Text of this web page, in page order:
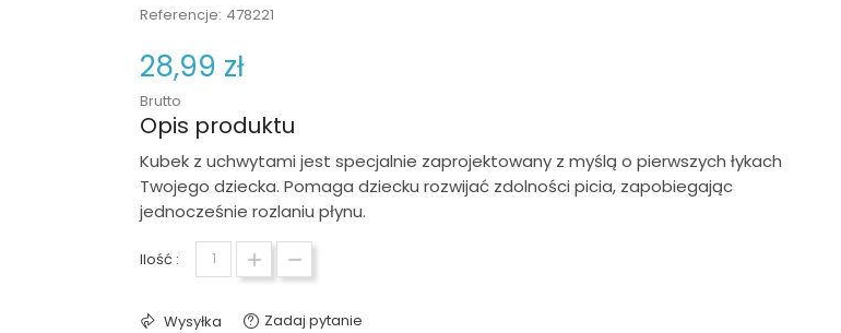
Referencje: 478221
28,99 zł
Brutto
Opis produktu
Kubek z uchwytami jest specjalnie zaprojektowany z myślą o pierwszych łykach
Twojego dziecka. Pomaga dziecku rozwijać zdolności picia, zapobiegając
jednocześnie rozlaniu płynu.
Ilość :
Wysyłka Zadaj pytanie